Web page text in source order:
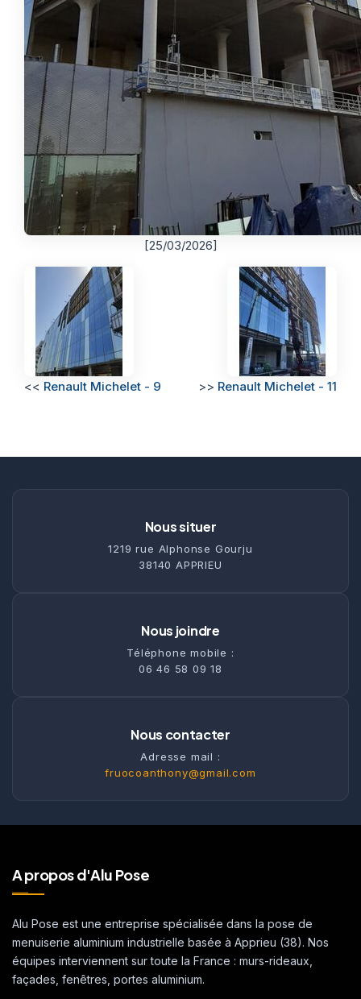
[25/03/2026]
<< Renault Michelet - 9 >> Renault Michelet - 11
Nous situer
1219 rue Alphonse Gourju
38140 APPRIEU
Nous joindre
Téléphone mobile :
06 46 58 09 18
Nous contacter
Adresse mail :
fruocoanthony@gmail.com
A propos d'Alu Pose
Alu Pose est une entreprise spécialisée dans la pose de
menuiserie aluminium industrielle basée à Apprieu (38). Nos
équipes interviennent sur toute la France : murs-rideaux,
façades, fenêtres, portes aluminium.